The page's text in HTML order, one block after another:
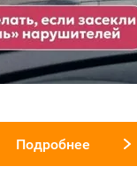
Подробнее